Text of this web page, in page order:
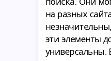
на разных
эти элементы
универсальны.